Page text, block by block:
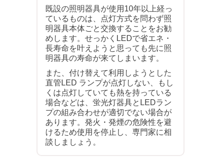
既設の照明器具が使用10年以上経っ
ているものは、点灯方式を問わず照
明器具本体ごと交換することをお勧
めします。せっかくLEDで省エネ・
長寿命を叶えようと思っても先に照
明器具の寿命が来てしまいます。
また、付け替えて利用しようとした
直管LED ランプが点灯しない、もし
くは点灯していても熱を持っている
場合などは、蛍光灯器具とLEDラン
プの組み合わせが適切でない場合が
あります。発火・発煙の危険性を避
けるため使用を停止し、専門家に相
談しましょう。